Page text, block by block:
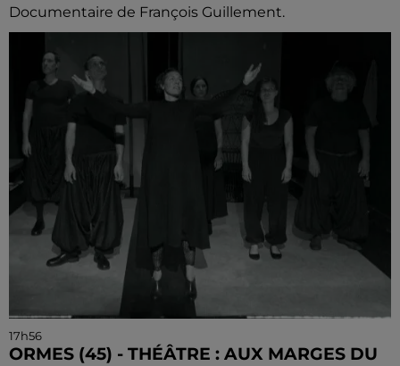
Documentaire de François Guillement.
17h56
ORMES (45) - THÉÂTRE : AUX MARGES DU